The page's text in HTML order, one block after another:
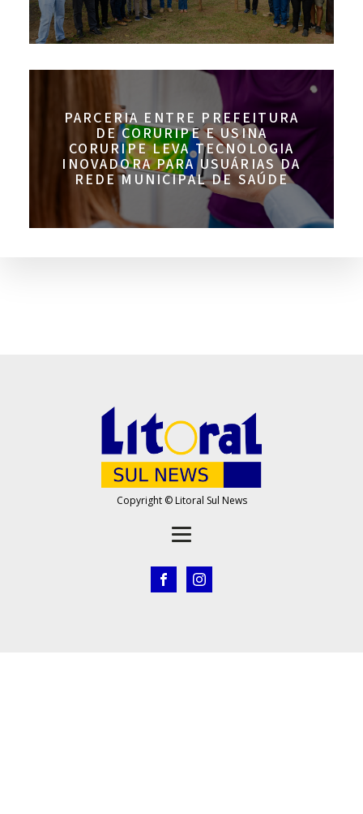
PARCERIA ENTRE PREFEITURA
DE CORURIPE E USINA
CORURIPE LEVA TECNOLOGIA
INOVADORA PARA USUÁRIAS DA
REDE MUNICIPAL DE SAÚDE
Copyright © Litoral Sul News